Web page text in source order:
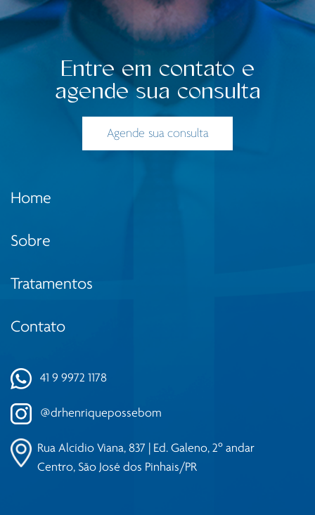
Entre em contato e
agende sua consulta
Agende sua consulta
Home
Sobre
Tratamentos
Contato
41 9 9972 1178
@drhenriquepossebom
Rua Alcídio Viana, 837 | Ed. Galeno, 2º andar
Centro, São José dos Pinhais/PR